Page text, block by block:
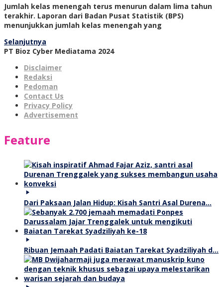
Jumlah kelas menengah terus menurun dalam lima tahun
terakhir. Laporan dari Badan Pusat Statistik (BPS)
menunjukkan jumlah kelas menengah yang
Selanjutnya
PT Bioz Cyber Mediatama 2024
Disclaimer
Redaksi
Pedoman
Contact Us
Privacy Policy
Advertisement
Feature
Dari Paksaan Jalan Hidup: Kisah Santri Asal Durena…
Ribuan Jemaah Padati Baiatan Tarekat Syadziliyah d…